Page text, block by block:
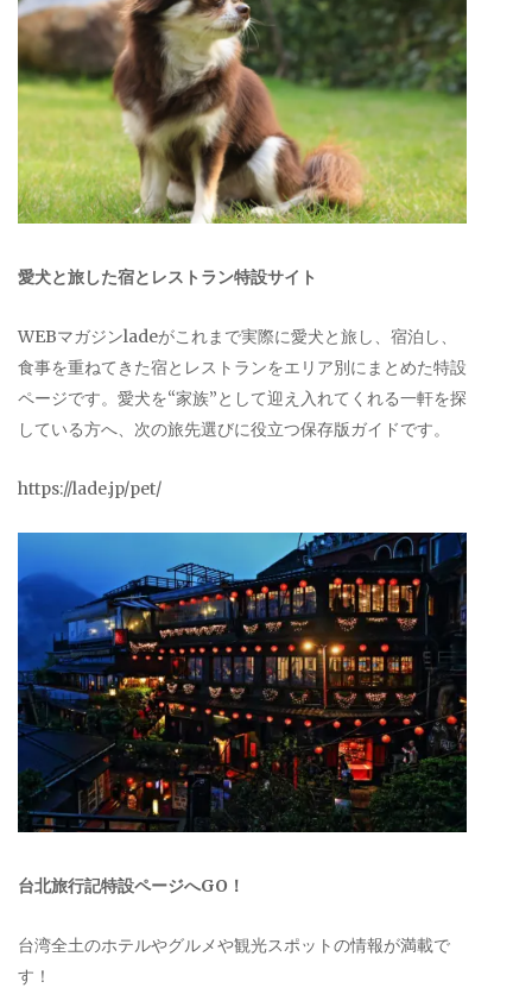
愛犬と旅した宿とレストラン特設サイト
WEBマガジンladeがこれまで実際に愛犬と旅し、宿泊し、
食事を重ねてきた宿とレストランをエリア別にまとめた特設
ページです。愛犬を“家族”として迎え入れてくれる一軒を探
している方へ、次の旅先選びに役立つ保存版ガイドです。
https://lade.jp/pet/
台北旅行記特設ページへGO！
台湾全土のホテルやグルメや観光スポットの情報が満載で
す！